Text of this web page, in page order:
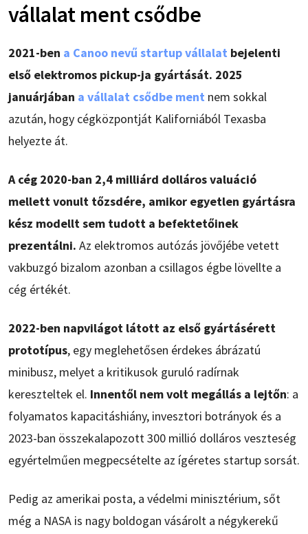
vállalat ment csődbe
2021-ben a Canoo nevű startup vállalat bejelenti
első elektromos pickup-ja gyártását. 2025
januárjában a vállalat csődbe ment nem sokkal
azután, hogy cégközpontját Kaliforniából Texasba
helyezte át.
A cég 2020-ban 2,4 milliárd dolláros valuáció
mellett vonult tőzsdére, amikor egyetlen gyártásra
kész modellt sem tudott a befektetőinek
prezentálni. Az elektromos autózás jövőjébe vetett
vakbuzgó bizalom azonban a csillagos égbe lövellte a
cég értékét.
2022-ben napvilágot látott az első gyártásérett
prototípus, egy meglehetősen érdekes ábrázatú
minibusz, melyet a kritikusok guruló radírnak
kereszteltek el. Innentől nem volt megállás a lejtőn: a
folyamatos kapacitáshiány, invesztori botrányok és a
2023-ban összekalapozott 300 millió dolláros veszteség
egyértelműen megpecsételte az ígéretes startup sorsát.
Pedig az amerikai posta, a védelmi minisztérium, sőt
még a NASA is nagy boldogan vásárolt a négykerekű